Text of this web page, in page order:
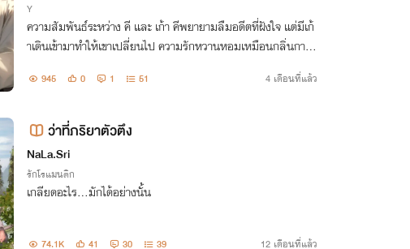
Y
ความสัมพันธ์ระหว่าง คี และ เก้า คีพยายามลืมอดีตที่ฝังใจ แต่มีเก้
าเดินเข้ามาทำให้เขาเปลี่ยนไป ความรักหวานหอมเหมือนกลิ่นกาแ
ที่หายไปถูกรื้อฟื้น...
945 0 1 51 4 เดือนที่แล้ว
ว่าที่ภริยาตัวตึง
NaLa.Sri
รักโรแมนติก
เกลียดอะไร...มักได้อย่างนั้น
74.1K 41 30 39 12 เดือนที่แล้ว